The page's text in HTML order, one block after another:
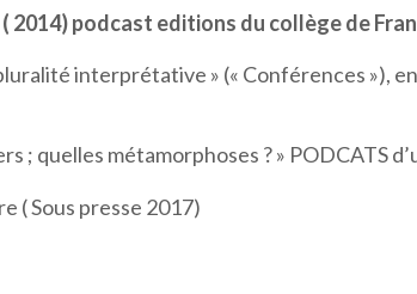
2014) podcast editions du collège de
interprétative » (« Conférences »),
; quelles métamorphoses ? » PODCATS
( Sous presse 2017)